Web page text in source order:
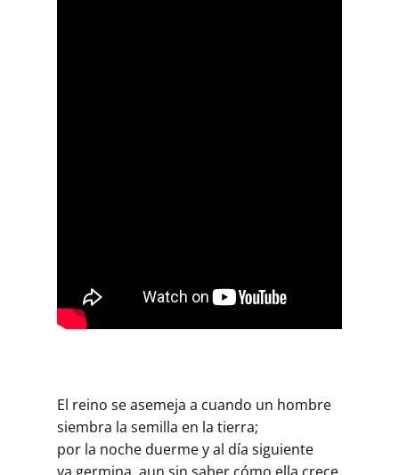
El reino se asemeja a cuando un hombre
siembra la semilla en la tierra;
por la noche duerme y al día siguiente